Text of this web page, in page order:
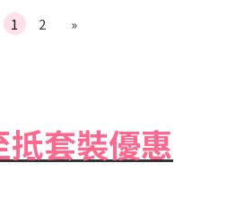
1 2 »
抵套裝優惠